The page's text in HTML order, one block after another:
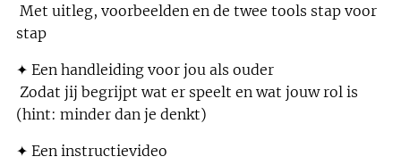
Met uitleg, voorbeelden en de twee tools stap voor
stap
✦ Een handleiding voor jou als ouder
Zodat jij begrijpt wat er speelt en wat jouw rol is
(hint: minder dan je denkt)
✦ Een instructievideo